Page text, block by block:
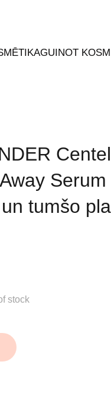
GUINOT
tumšo
stock